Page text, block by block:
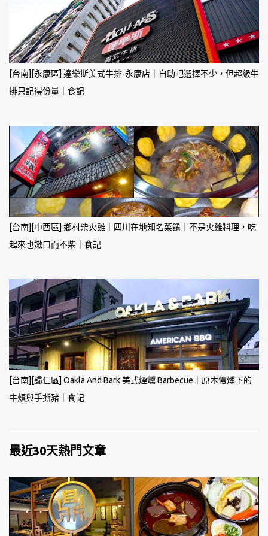
[台南][永康區] 達樂斯美式牛排-永康店｜自助吧選擇不少，但超級牛
排只記得份量｜食記
[台南][中西區] 鄉村柴火雞｜四川在地知名菜餚｜不是火雞料理，吃
起來也嫩口而不柴｜食記
[台南][歸仁區] Oakla And Bark 美式煙燻 Barbecue｜原木慢燻下的
牛頰與手撕豬｜食記
最近30天熱門文章